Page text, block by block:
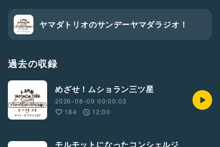
💌たくさんのご感想をお寄せ下さり、ほんとうにありがとうご
ざいます！お時間の関係で全部はご紹介できませんが、メンバ
ーで読ませていただいております。どうぞお気軽にお送りくだ
🎁ギフトをお送り下さった方は、必ずお名前ご紹介します！課
金していただいたギフトはすべてヤマダトリオの次回コンサー
ト資金に致します💖
https://yamadatrio.xyz
https://instagram.com/yamadatrio
#ピアノ#ヴァイオリン#チェロ
ヤマダトリオのサンデーヤマダラジオ！
過去の収録
めざせ！ムショラン三ツ星
2026-08-09 00:00:03
184
12:00
モルモットになったコンシェルジ